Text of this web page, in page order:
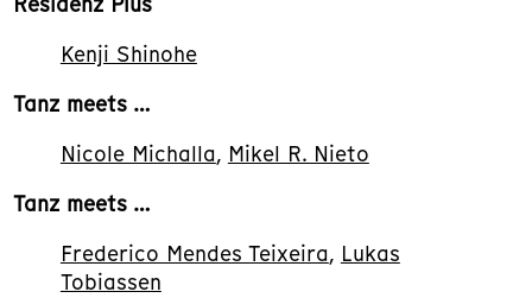
Kenji Shinohe
Tanz meets …
Nicole Michalla, Mikel R. Nieto
Tanz meets …
Frederico Mendes Teixeira, Lukas
Tobiassen